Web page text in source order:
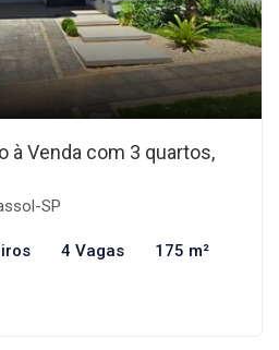
à Venda com 3 quartos,
SP
4 Vagas 175 m²